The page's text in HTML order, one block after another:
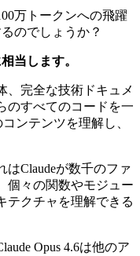
万トークンへの飛躍
のでしょうか？
当します。
、完全な技術ドキュメ
のすべてのコードを一
ンテンツを理解し、
Claudeが数千のファ
個々の関数やモジュー
テクチャを理解できる
Opus 4.6は他のア